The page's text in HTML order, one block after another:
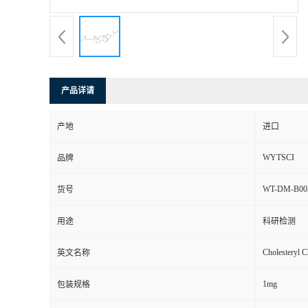
产品详请
产地 进口
品牌 WYTSCI
货号 WT-DM-
用途 科研检测
英文名称 Cholesteryl
包装规格 1mg